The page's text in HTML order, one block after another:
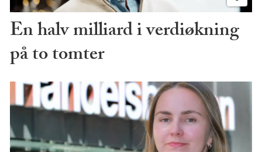
En halv milliard i verdiøkning
på to tomter